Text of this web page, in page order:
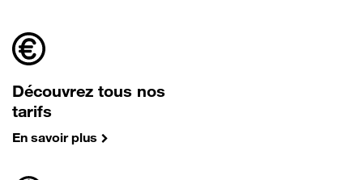
Découvrez tous nos
tarifs
En savoir plus